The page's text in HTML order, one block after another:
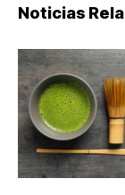
Noticias